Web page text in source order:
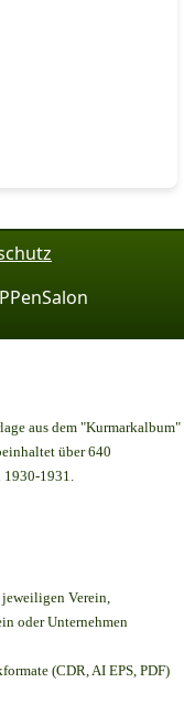
aus dem "Kurmarkalbum"
über 640
1931.
Verein,
oder Unternehmen
(CDR, AI EPS, PDF)